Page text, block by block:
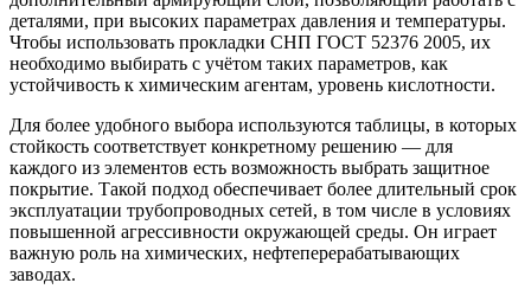
деталями, при высоких параметрах давления и температуры.
Чтобы использовать прокладки СНП ГОСТ 52376 2005, их
необходимо выбирать с учётом таких параметров, как
устойчивость к химическим агентам, уровень кислотности.
Для более удобного выбора используются таблицы, в которых
стойкость соответствует конкретному решению — для
каждого из элементов есть возможность выбрать защитное
покрытие. Такой подход обеспечивает более длительный срок
эксплуатации трубопроводных сетей, в том числе в условиях
повышенной агрессивности окружающей среды. Он играет
важную роль на химических, нефтеперерабатывающих
заводах.